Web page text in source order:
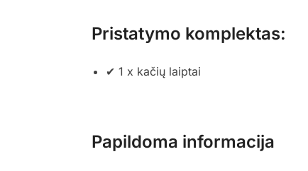
Pristatymo komplektas:
✔ 1 x kačių laiptai
Papildoma informacija